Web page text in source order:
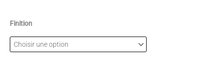
Finition